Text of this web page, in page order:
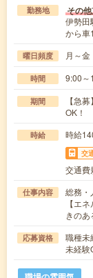
勤務地 その
伊勢田
から車
曜日頻度 月～金
時間 9:00
期間
【急
OK！
時給 時給
交
交通費
仕事内容
総務・
【エ
きの
応募資格
職種未
未経験